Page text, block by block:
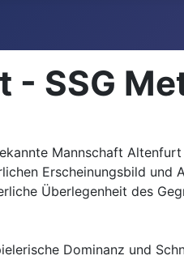
- SSG
Mannschaft
Erscheinungsbild und
Überlegenheit des
Dominanz und